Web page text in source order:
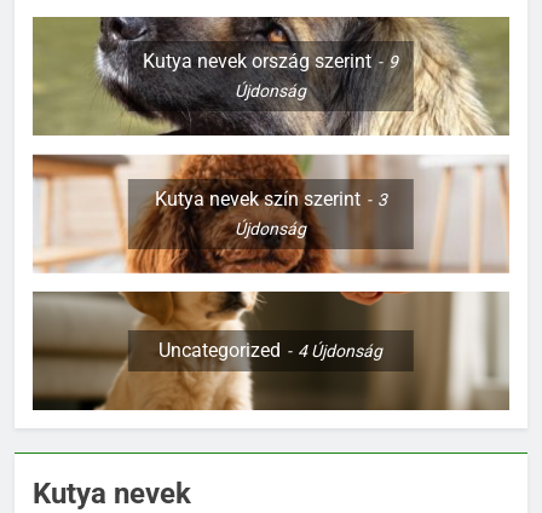
Kutya nevek ország szerint
9
Újdonság
Kutya nevek szín szerint
3
Újdonság
Uncategorized 4Újdonság
Kutya nevek